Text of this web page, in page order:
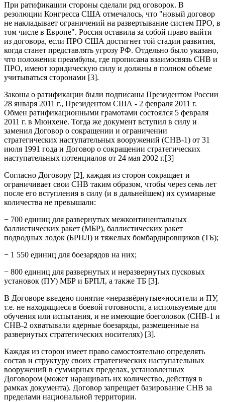
При ратификации стороны сделали ряд оговорок. В
резолюции Конгресса США отмечалось, что "новый договор
не накладывает ограничений на развертывание систем ПРО, в
том числе в Европе". Россия оставила за собой право выйти
из договора, если ПРО США достигнет той стадии развития,
когда станет представлять угрозу РФ. Отдельно было указано,
что положения преамбулы, где прописана взаимосвязь СНВ и
ПРО, имеют юридическую силу и должны в полном объеме
учитываться сторонами [3].
Законы о ратификации были подписаны Президентом России
28 января 2011 г., Президентом США - 2 февраля 2011 г.
Обмен ратификационными грамотами состоялся 5 февраля
2011 г. в Мюнхене. Тогда же документ вступил в силу и
заменил Договор о сокращении и ограничении
стратегических наступательных вооружений (СНВ-1) от 31
июля 1991 года и Договор о сокращении стратегических
наступательных потенциалов от 24 мая 2002 г.[3]
Согласно Договору [2], каждая из сторон сокращает и
ограничивает свои СНВ таким образом, чтобы через семь лет
после его вступления в силу (и в дальнейшем) их суммарные
количества не превышали:
− 700 единиц для развернутых межконтинентальных
баллистических ракет (МБР), баллистических ракет
подводных лодок (БРПЛ) и тяжелых бомбардировщиков (ТБ);
− 1 550 единиц для боезарядов на них;
− 800 единиц для развернутых и неразвернутых пусковых
установок (ПУ) МБР и БРПЛ, а также ТБ [3].
В Договоре введено понятие «неразвёрнутые»носители и ПУ,
т.е. не находящиеся в боевой готовности, а используемые для
обучения или испытания, и не имеющие боеголовок (СНВ-1 и
СНВ-2 охватывали ядерные боезаряды, размещенные на
развернутых стратегических носителях) [3].
Каждая из сторон имеет право самостоятельно определять
состав и структуру своих стратегических наступательных
вооружений в суммарных пределах, установленных
Договором (может наращивать их количество, действуя в
рамках документа). Договор запрещает базирование СНВ за
пределами национальной территории.